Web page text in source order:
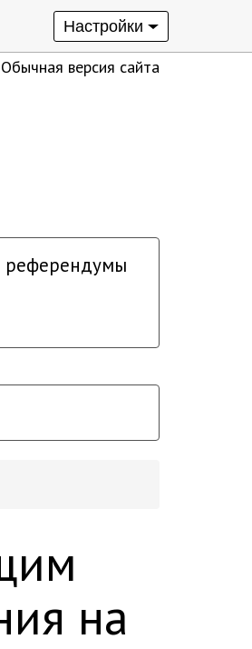
Настройки
Обычная версия сайта
на